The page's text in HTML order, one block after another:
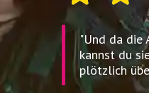
"Und da
kannst du
plötzlich